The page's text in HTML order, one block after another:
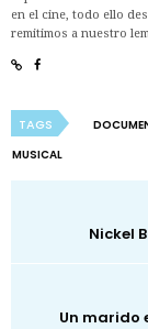
en el cine, todo ello
remitimos a nuestro
TAGS
MUSICAL
Nickel
Un marido